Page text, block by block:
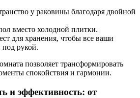
у раковины благодаря двойной
вместо холодной плитки.
для хранения, чтобы все ваши
рукой.
позволяет трансформировать
спокойствия и гармонии.
и эффективность: от